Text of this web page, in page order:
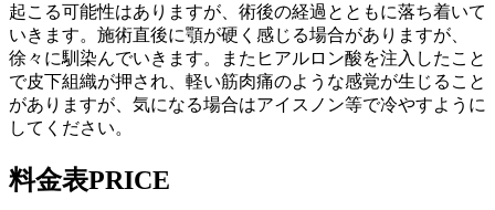
起こる可能性はありますが、術後の経過とともに落ち着いて
いきます。施術直後に顎が硬く感じる場合がありますが、
徐々に馴染んでいきます。またヒアルロン酸を注入したこと
で皮下組織が押され、軽い筋肉痛のような感覚が生じること
がありますが、気になる場合はアイスノン等で冷やすように
してください。
料金表PRICE